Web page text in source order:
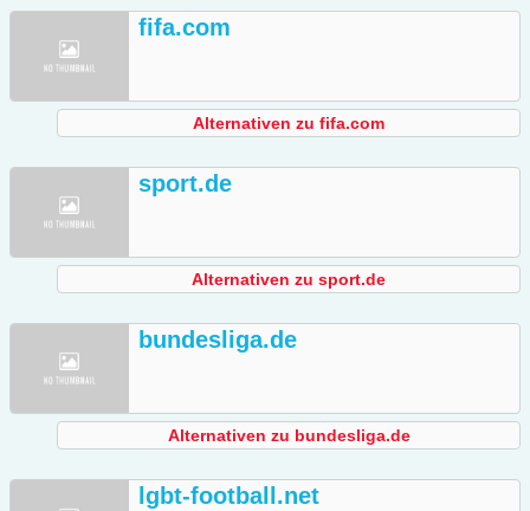
fifa.com
Alternativen zu fifa.com
sport.de
Alternativen zu sport.de
bundesliga.de
Alternativen zu bundesliga.de
lgbt-football.net